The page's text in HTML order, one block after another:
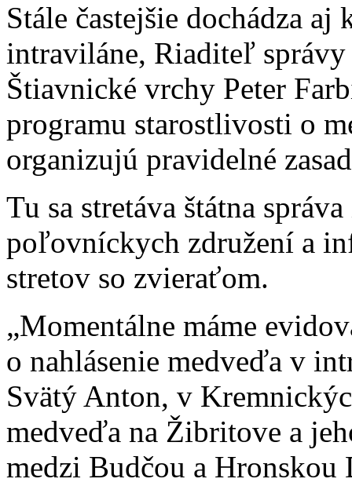
Stále častejšie dochádza
intraviláne, Riaditeľ
Štiavnické vrchy Peter
programu starostlivosti o
organizujú pravidelné
Tu sa stretáva štátna
poľovníckych združení a
stretov so zvieraťom.
„Momentálne máme
o nahlásenie medveďa v
Svätý Anton, v
medveďa na Žibritove a
medzi Budčou a Hronskou